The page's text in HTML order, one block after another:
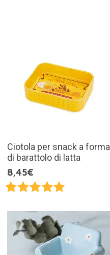
Ciotola per snack a forma
di barattolo di latta
8,45€